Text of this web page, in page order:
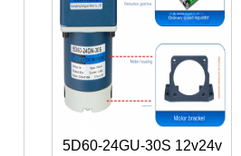
5D60-24GU-30S 12v24v